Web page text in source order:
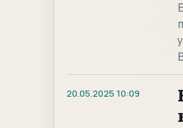
20.05.2025 10:09